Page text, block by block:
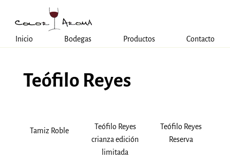
Inicio Bodegas Productos Contacto
Teófilo Reyes
Tamiz Roble
Teófilo Reyes
crianza edición
limitada
Teófilo Reyes
Reserva